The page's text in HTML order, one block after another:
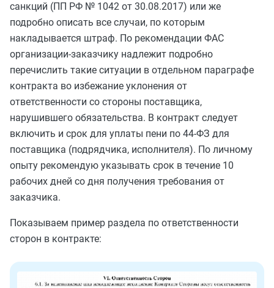
санкций (ПП РФ № 1042 от 30.08.2017) или же
подробно описать все случаи, по которым
накладывается штраф. По рекомендации ФАС
организации-заказчику надлежит подробно
перечислить такие ситуации в отдельном параграфе
контракта во избежание уклонения от
ответственности со стороны поставщика,
нарушившего обязательства. В контракт следует
включить и срок для уплаты пени по 44-ФЗ для
поставщика (подрядчика, исполнителя). По личному
опыту рекомендую указывать срок в течение 10
рабочих дней со дня получения требования от
заказчика.
Показываем пример раздела по ответственности
сторон в контракте: